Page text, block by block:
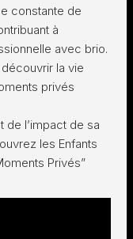
constante de
à
avec brio.
la vie
privés
de l’impact de sa
les Enfants
Privés”